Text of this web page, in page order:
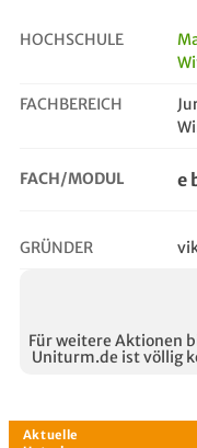
HOCHSCHULE
FACHBEREICH
FACH/MODUL e
GRÜNDER
Für weitere Aktionen
Uniturm.de ist völlig